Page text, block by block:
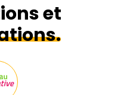
et